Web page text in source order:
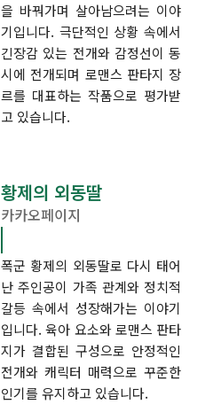
을 바꿔가며 살아남으려는 이야
기입니다. 극단적인 상황 속에서
긴장감 있는 전개와 감정선이 동
시에 전개되며 로맨스 판타지 장
르를 대표하는 작품으로 평가받
고 있습니다.
황제의 외동딸
카카오페이지
폭군 황제의 외동딸로 다시 태어
난 주인공이 가족 관계와 정치적
갈등 속에서 성장해가는 이야기
입니다. 육아 요소와 로맨스 판타
지가 결합된 구성으로 안정적인
전개와 캐릭터 매력으로 꾸준한
인기를 유지하고 있습니다.